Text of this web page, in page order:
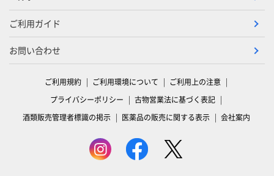
ご利用ガイド
お問い合わせ
ご利用規約 ご利用環境について
ご利用上の注意
プライバシーポリシー
古物営業法に基づく表記
酒類販売管理者標識の掲示
医薬品の販売に関する表示 会社案内